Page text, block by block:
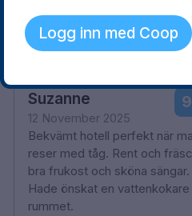
See what they love
Suzanne
12 November 2025
Bekvämt hotell perfekt när
reser med tåg. Rent och
bra frukost och sköna sängar.
Hade önskat en vattenkokare
rummet.
Logg inn med Coop